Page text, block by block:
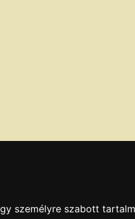
személyre szabott